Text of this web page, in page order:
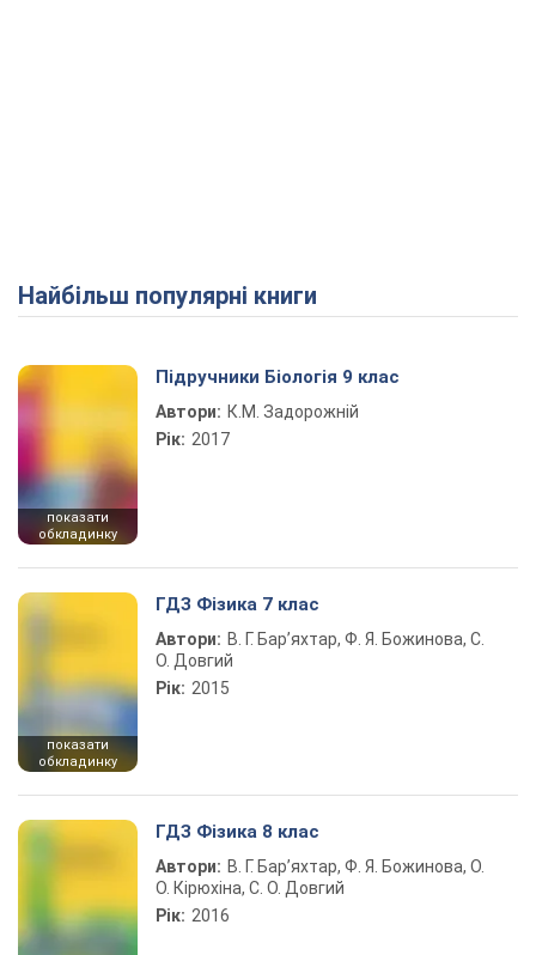
Найбільш популярні книги
показати
обкладинку
Підручники Біологія 9 клас
Автори: К.М. Задорожній
Рік: 2017
показати
обкладинку
ГДЗ Фізика 7 клас
Автори: В. Г. Бар’яхтар, Ф. Я. Божинова, С.
О. Довгий
Рік: 2015
ГДЗ Фізика 8 клас
Автори: В. Г. Бар’яхтар, Ф. Я. Божинова, О.
О. Кірюхіна, С. О. Довгий
Рік: 2016